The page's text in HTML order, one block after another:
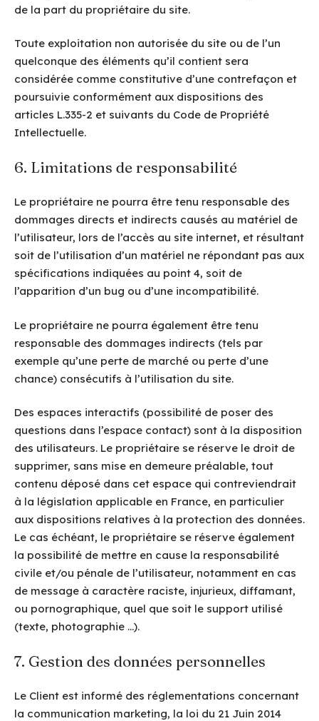
de la part du propriétaire du site.
Toute exploitation non autorisée du site ou de l’un
quelconque des éléments qu’il contient sera
considérée comme constitutive d’une contrefaçon et
poursuivie conformément aux dispositions des
articles L.335-2 et suivants du Code de Propriété
Intellectuelle.
6. Limitations de responsabilité
Le propriétaire ne pourra être tenu responsable des
dommages directs et indirects causés au matériel de
l’utilisateur, lors de l’accès au site internet, et résultant
soit de l’utilisation d’un matériel ne répondant pas aux
spécifications indiquées au point 4, soit de
l’apparition d’un bug ou d’une incompatibilité.
Le propriétaire ne pourra également être tenu
responsable des dommages indirects (tels par
exemple qu’une perte de marché ou perte d’une
chance) consécutifs à l’utilisation du site.
Des espaces interactifs (possibilité de poser des
questions dans l’espace contact) sont à la disposition
des utilisateurs. Le propriétaire se réserve le droit de
supprimer, sans mise en demeure préalable, tout
contenu déposé dans cet espace qui contreviendrait
à la législation applicable en France, en particulier
aux dispositions relatives à la protection des données.
Le cas échéant, le propriétaire se réserve également
la possibilité de mettre en cause la responsabilité
civile et/ou pénale de l’utilisateur, notamment en cas
de message à caractère raciste, injurieux, diffamant,
ou pornographique, quel que soit le support utilisé
(texte, photographie …).
7. Gestion des données personnelles
Le Client est informé des réglementations concernant
la communication marketing, la loi du 21 Juin 2014